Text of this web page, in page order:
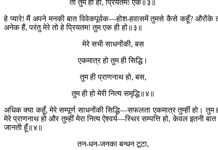
तो तुम ही हो, प्रियतम! एक॥३॥
हे प्यारे! मैं अपने मनकी बात विवेकपूर्वक—होश-हवासमें तुमसे कैसे कहूँ? औरोंके
अनेक हैं, परंतु मेरे तो हे प्रियतम! तुम एक ही हो॥३॥
मेरे सभी साधनोंकी, बस
एकमात्र हो तुम ही सिद्धि।
तुम ही प्राणनाथ हो, बस,
तुम ही हो मेरी नित्य समृद्धि॥४॥
अधिक क्या कहूँ, मेरे सम्पूर्ण साधनोंकी सिद्धि—सफलता एकमात्र तुम्हीं हो। तुम
मेरे प्राणनाथ हो और तुम्हीं मेरा नित्य ऐश्वर्य—स्थिर सम्पत्ति हो, केवल इतनी बात
जानती हूँ॥४॥
तन-धन-जनका बन्धन टूटा,